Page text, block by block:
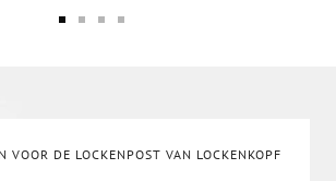
VOOR DE LOCKENPOST VAN LOCKENKOPF